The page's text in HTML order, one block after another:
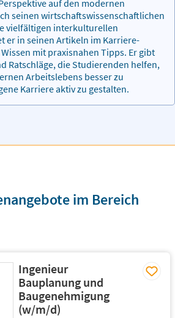
auf den modernen
seinen wirtschaftswissenschaftlichen
vielfältigen interkulturellen
er in seinen Artikeln im Karriere-
mit praxisnahen Tipps. Er gibt
Ratschläge, die Studierenden helfen,
Arbeitslebens besser zu
Karriere aktiv zu gestalten.
im Bereich
Ingenieur
Bauplanung und
Baugenehmigung
(w/m/d)